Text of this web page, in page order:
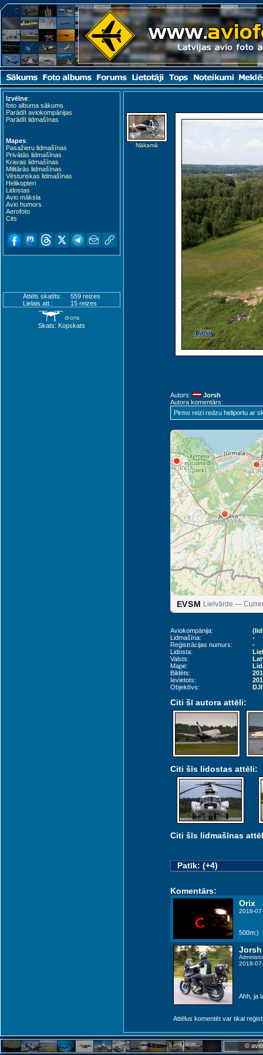
Izvēlne:
foto albuma sākums
Parādīt aviokompānijas
Parādīt lidmašīnas
Mapes:
Pasažieru lidmašīnas
Privātās lidmašīnas
Kravas lidmašīnas
Militārās lidmašīnas
Vēsturiskas lidmašīnas
Helikopteri
Lidostas
Avio māksla
Avio humors
Aerofoto
Cits
Attēls skatīts:
559 reizes
Lielais att.:
15 reizes
Skats: Kopskats
Nākamā
Autors:
Jorsh
Autora komentārs:
Pirmo reizi redzu heliportu ar
Ringsu (EERU)
Jelgava (EVEA)
Jurmala (EVJA)
Tukums (EVTA)
Kardla (KDL)
Riga
Siauliai (SQQ)
EVSM Lielvārde —
Aviokompānija:
Lidmašīna:
-
Reģistrācijas numurs:
-
Lidosta:
Valsts:
Mape:
Bildēts:
Ievietots:
Objektīvs:
Citi šī autora attēli:
Citi šīs lidostas attēli:
Citi šīs lidmašīnas
Patīk: (+4)
Komentārs:
Orix
2018-
500m:)
Jorsh
2018-
Ahh, ja
Attēlus komentēt var tikai
©